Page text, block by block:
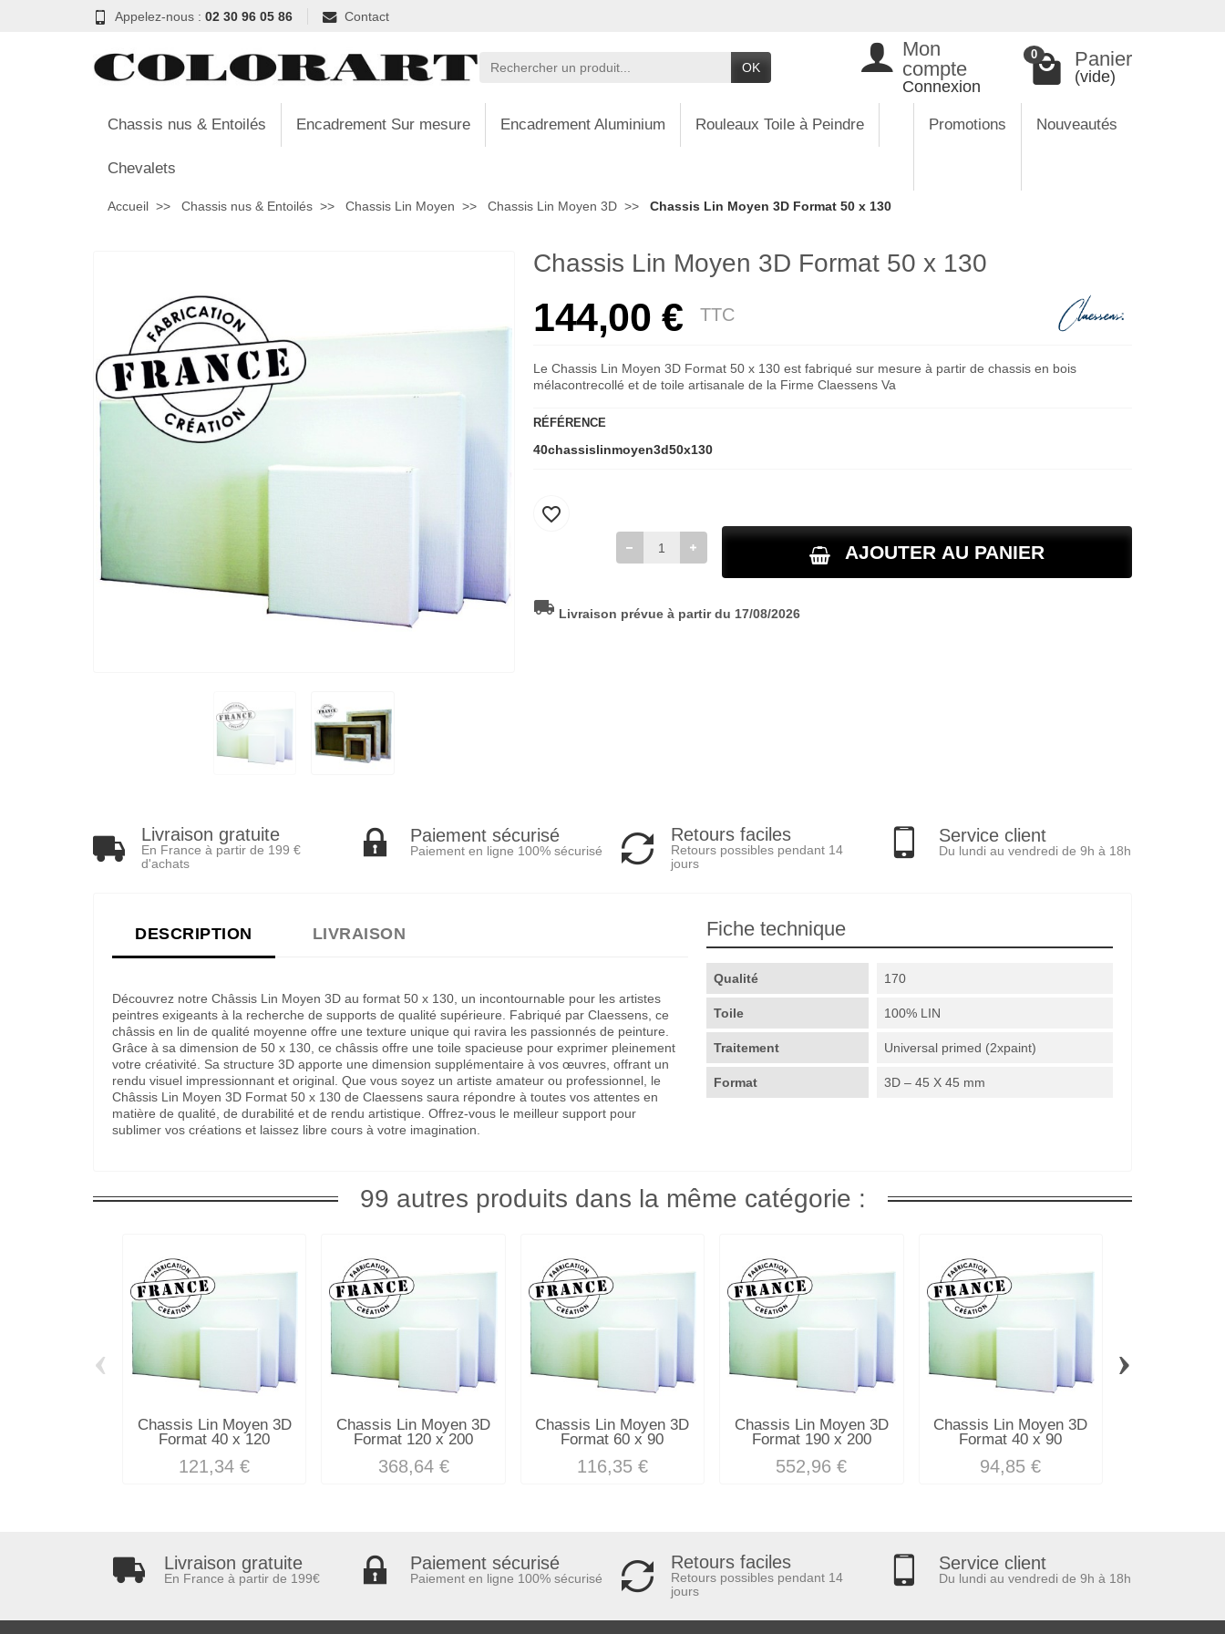
Appelez-nous : 02 30 96 05 86 Contact
OK
Mon
compte
Connexion
0 Panier
(vide)
Chassis nus & Entoilés Encadrement Sur mesure Encadrement Aluminium Rouleaux Toile à Peindre
Chevalets
Promotions Nouveautés
Accueil Chassis nus & Entoilés Chassis Lin Moyen Chassis Lin Moyen 3D Chassis Lin Moyen 3D Format 50 x 130
Chassis Lin Moyen 3D Format 50 x 130
144,00 € TTC
Le Chassis Lin Moyen 3D Format 50 x 130 est fabriqué sur mesure à partir de chassis en bois
mélacontrecollé et de toile artisanale de la Firme Claessens Va
RÉFÉRENCE
40chassislinmoyen3d50x130
AJOUTER AU PANIER
favorite_border
local_shipping Livraison prévue à partir du 17/08/2026
Livraison gratuite
En France à partir de 199 €
d'achats
Paiement sécurisé
Paiement en ligne 100% sécurisé
Retours faciles
Retours possibles pendant 14
jours
Service client
Du lundi au vendredi de 9h à 18h
DESCRIPTION LIVRAISON
Découvrez notre Châssis Lin Moyen 3D au format 50 x 130, un incontournable pour les artistes
peintres exigeants à la recherche de supports de qualité supérieure. Fabriqué par Claessens, ce
châssis en lin de qualité moyenne offre une texture unique qui ravira les passionnés de peinture.
Grâce à sa dimension de 50 x 130, ce châssis offre une toile spacieuse pour exprimer pleinement
votre créativité. Sa structure 3D apporte une dimension supplémentaire à vos œuvres, offrant un
rendu visuel impressionnant et original. Que vous soyez un artiste amateur ou professionnel, le
Châssis Lin Moyen 3D Format 50 x 130 de Claessens saura répondre à toutes vos attentes en
matière de qualité, de durabilité et de rendu artistique. Offrez-vous le meilleur support pour
sublimer vos créations et laissez libre cours à votre imagination.
Fiche technique
Qualité 170
Toile 100% LIN
Traitement Universal primed (2xpaint)
Format 3D – 45 X 45 mm
99 autres produits dans la même catégorie :
Chassis Lin Moyen 3D
Format 40 x 120
121,34 €
Chassis Lin Moyen 3D
Format 120 x 200
368,64 €
Chassis Lin Moyen 3D
Format 60 x 90
116,35 €
Chassis Lin Moyen 3D
Format 190 x 200
552,96 €
Chassis Lin Moyen 3D
Format 40 x 90
94,85 €
‹ ›
Livraison gratuite
En France à partir de 199€
Paiement sécurisé
Paiement en ligne 100% sécurisé
Retours faciles
Retours possibles pendant 14
jours
Service client
Du lundi au vendredi de 9h à 18h